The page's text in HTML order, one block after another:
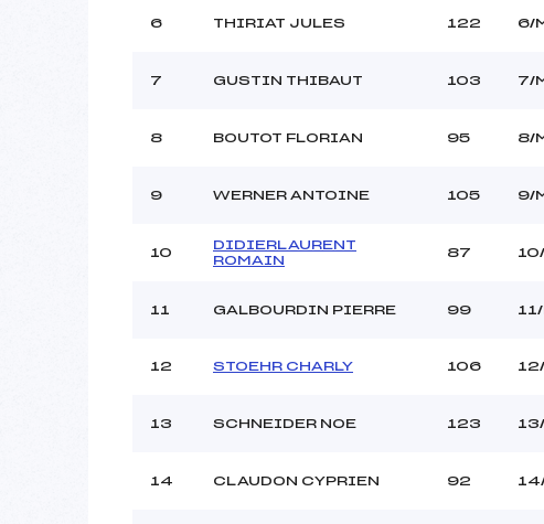
6 THIRIAT JULES 122 6/
7 GUSTIN THIBAUT 103 7/
8 BOUTOT FLORIAN 95 8/
9 WERNER ANTOINE 105 9/
10
DIDIERLAURENT
ROMAIN
87
11 GALBOURDIN PIERRE 99
12 STOEHR CHARLY 106
13 SCHNEIDER NOE 123
14 CLAUDON CYPRIEN 92